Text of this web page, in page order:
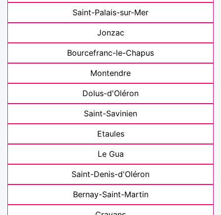
Saint-Palais-sur-Mer
Jonzac
Bourcefranc-le-Chapus
Montendre
Dolus-d'Oléron
Saint-Savinien
Etaules
Le Gua
Saint-Denis-d'Oléron
Bernay-Saint-Martin